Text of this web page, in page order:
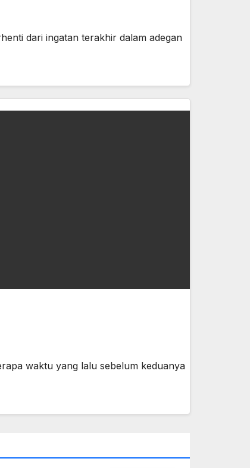
dari ingatan terakhir dalam adegan
waktu yang lalu sebelum keduanya